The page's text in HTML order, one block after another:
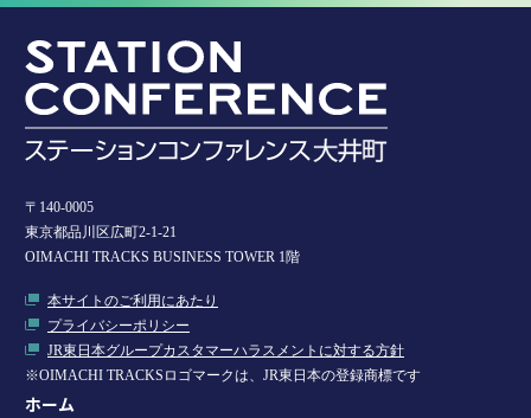
〒140-0005
東京都品川区広町2-1-21
OIMACHI TRACKS BUSINESS TOWER 1階
本サイトのご利用にあたり
プライバシーポリシー
JR東日本グループカスタマーハラスメントに対する方針
※OIMACHI TRACKSロゴマークは、JR東日本の登録商標です
ホーム